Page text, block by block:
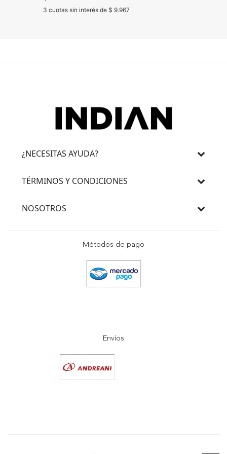
3 cuotas sin interés de $ 9.967
¿NECESITAS AYUDA?
TÉRMINOS Y CONDICIONES
NOSOTROS
Métodos de pago
Envíos